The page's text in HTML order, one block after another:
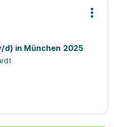
d) in München 2025